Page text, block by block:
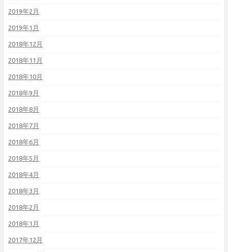
2019年2月
2019年1月
2018年12月
2018年11月
2018年10月
2018年9月
2018年8月
2018年7月
2018年6月
2018年5月
2018年4月
2018年3月
2018年2月
2018年1月
2017年12月